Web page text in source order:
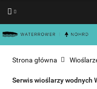
Strona główna
Serwis wioślarzy wodnych